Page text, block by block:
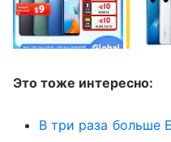
Это тоже интересно:
В три раза больше